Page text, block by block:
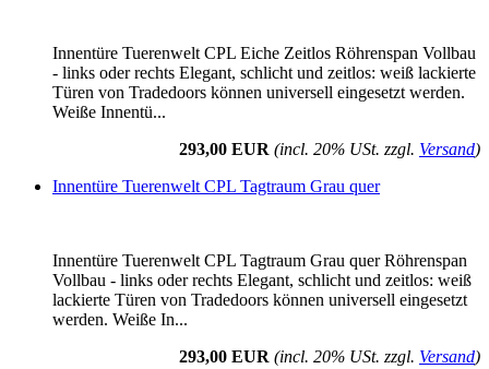
Innentüre Tuerenwelt CPL Eiche Zeitlos Röhrenspan Vollbau
- links oder rechts Elegant, schlicht und zeitlos: weiß lackierte
Türen von Tradedoors können universell eingesetzt werden.
Weiße Innentü...
293,00 EUR (incl. 20% USt. zzgl. Versand)
Innentüre Tuerenwelt CPL Tagtraum Grau quer
Innentüre Tuerenwelt CPL Tagtraum Grau quer Röhrenspan
Vollbau - links oder rechts Elegant, schlicht und zeitlos: weiß
lackierte Türen von Tradedoors können universell eingesetzt
werden. Weiße In...
293,00 EUR (incl. 20% USt. zzgl. Versand)